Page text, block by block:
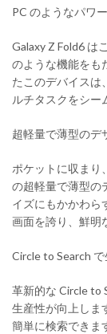
PC のようなパワ
Galaxy Z Fold6 は
のような機能をも
たこのデバイスは
ルチタスクをシー
超軽量で薄型のデ
ポケットに収まり
の超軽量で薄型の
イズにもかかわら
画面を誇り、鮮明
Circle to Search
革新的な Circle to
生産性が向上しま
簡単に検索できま